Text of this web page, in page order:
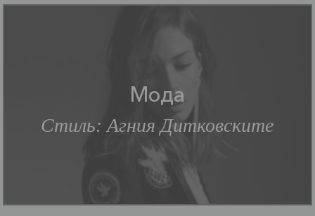
Мода
Стиль: Агния Дитковските